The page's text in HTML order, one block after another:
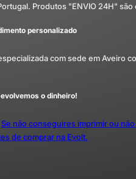
Produtos "ENVIO 24H"
personalizado
com sede em Aveiro
o dinheiro!
Se não conseguires imprimir ou
de comprar na Evolt.